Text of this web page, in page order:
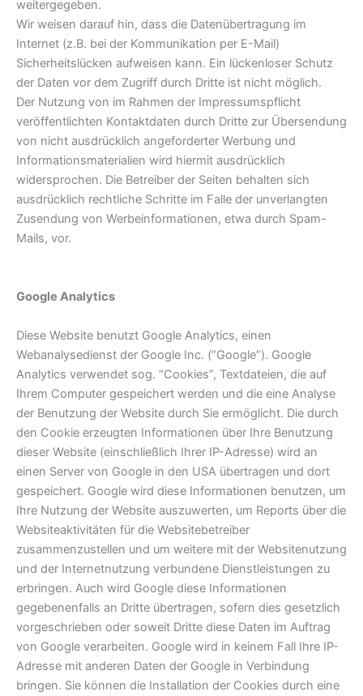
weitergegeben.
Wir weisen darauf hin, dass die Datenübertragung im
Internet (z.B. bei der Kommunikation per E-Mail)
Sicherheitslücken aufweisen kann. Ein lückenloser Schutz
der Daten vor dem Zugriff durch Dritte ist nicht möglich.
Der Nutzung von im Rahmen der Impressumspflicht
veröffentlichten Kontaktdaten durch Dritte zur Übersendung
von nicht ausdrücklich angeforderter Werbung und
Informationsmaterialien wird hiermit ausdrücklich
widersprochen. Die Betreiber der Seiten behalten sich
ausdrücklich rechtliche Schritte im Falle der unverlangten
Zusendung von Werbeinformationen, etwa durch Spam-
Mails, vor.
Google Analytics
Diese Website benutzt Google Analytics, einen
Webanalysedienst der Google Inc. (”Google”). Google
Analytics verwendet sog. ”Cookies”, Textdateien, die auf
Ihrem Computer gespeichert werden und die eine Analyse
der Benutzung der Website durch Sie ermöglicht. Die durch
den Cookie erzeugten Informationen über Ihre Benutzung
dieser Website (einschließlich Ihrer IP-Adresse) wird an
einen Server von Google in den USA übertragen und dort
gespeichert. Google wird diese Informationen benutzen, um
Ihre Nutzung der Website auszuwerten, um Reports über die
Websiteaktivitäten für die Websitebetreiber
zusammenzustellen und um weitere mit der Websitenutzung
und der Internetnutzung verbundene Dienstleistungen zu
erbringen. Auch wird Google diese Informationen
gegebenenfalls an Dritte übertragen, sofern dies gesetzlich
vorgeschrieben oder soweit Dritte diese Daten im Auftrag
von Google verarbeiten. Google wird in keinem Fall Ihre IP-
Adresse mit anderen Daten der Google in Verbindung
bringen. Sie können die Installation der Cookies durch eine